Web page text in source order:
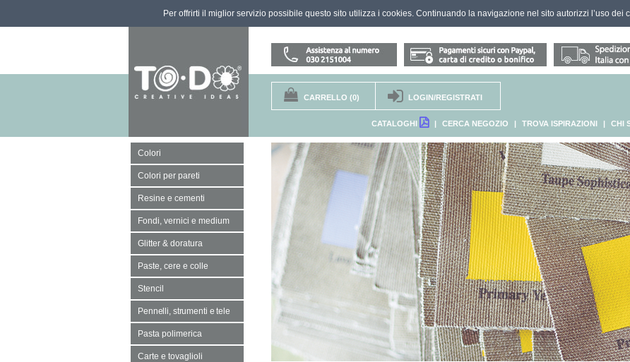
Per offrirti il miglior servizio possibile questo sito utilizza i cookies. Continuando la navigazione nel sito autorizzi l’uso dei
CARRELLO (0) LOGIN/REGISTRATI
CATALOGHI | CERCA NEGOZIO | TROVA ISPIRAZIONI | CHI
Colori
Colori per pareti
Resine e cementi
Fondi, vernici e medium
Glitter & doratura
Paste, cere e colle
Stencil
Pennelli, strumenti e tele
Pasta polimerica
Carte e tovaglioli